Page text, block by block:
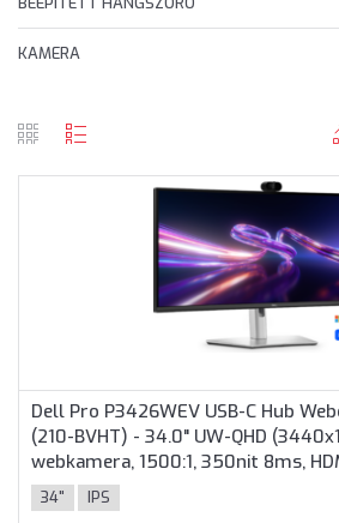
KAMERA
Dell Pro P3426WEV USB-C Hub
(210-BVHT) - 34.0" UW-QHD
webkamera, 1500:1, 350nit 8ms,
USB, RJ45, 3 év garancia, Fekete
34" IPS